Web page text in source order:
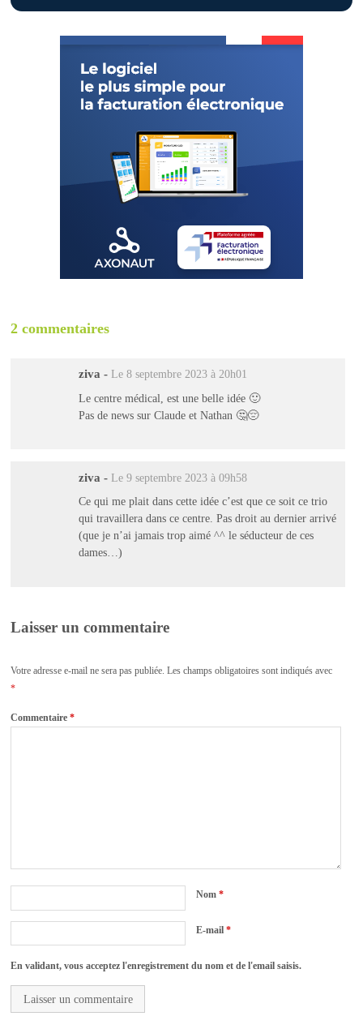
2 commentaires
ziva - Le 8 septembre 2023 à 20h01
Le centre médical, est une belle idée 🙂
Pas de news sur Claude et Nathan 🤔😔
ziva - Le 9 septembre 2023 à 09h58
Ce qui me plait dans cette idée c’est que ce soit ce trio
qui travaillera dans ce centre. Pas droit au dernier arrivé
(que je n’ai jamais trop aimé ^^ le séducteur de ces
dames…)
Laisser un commentaire
Votre adresse e-mail ne sera pas publiée. Les champs obligatoires sont indiqués avec
*
Commentaire*
Nom*
E-mail*
En validant, vous acceptez l'enregistrement du nom et de l'email saisis.